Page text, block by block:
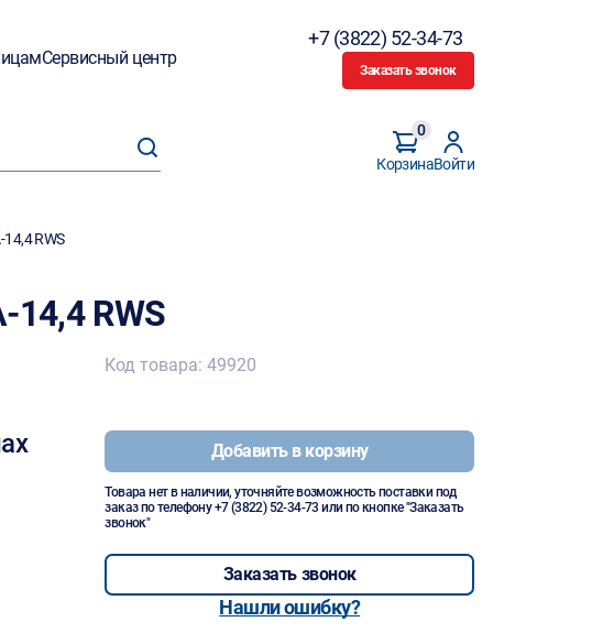
Сервисный центр
+7 (3822) 52-34-73
Заказать звонок
Корзина
0
Войти
RWS
RWS
Код товара: 49920
Добавить в корзину
Товара нет в наличии, уточняйте возможность поставки под
заказ по телефону+7 (3822) 52-34-73 или по кнопке "Заказать
звонок"
Заказать звонок
Нашли ошибку?